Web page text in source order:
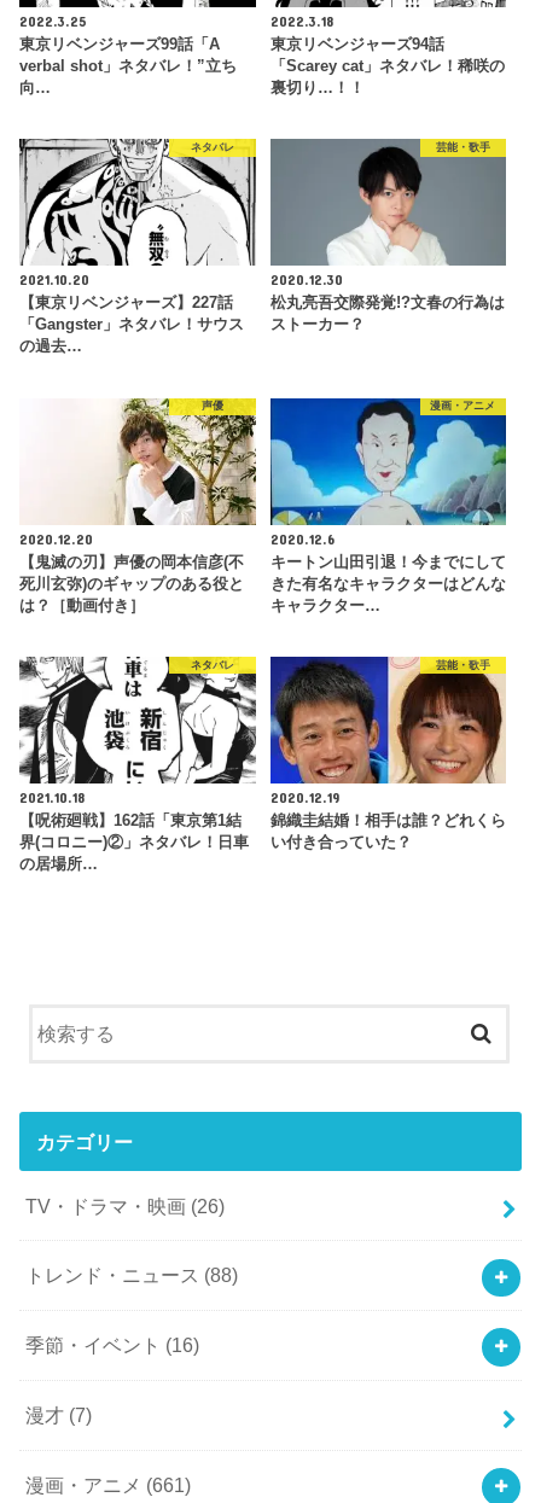
2022.3.25
東京リベンジャーズ99話「A
verbal shot」ネタバレ！”立ち
向…
2022.3.18
東京リベンジャーズ94話
「Scarey cat」ネタバレ！稀咲の
裏切り…！！
ネタバレ
2021.10.20
【東京リベンジャーズ】227話
「Gangster」ネタバレ！サウス
の過去…
芸能・歌手
2020.12.30
松丸亮吾交際発覚!?文春の行為は
ストーカー？
声優
2020.12.20
【鬼滅の刃】声優の岡本信彦(不
死川玄弥)のギャップのある役と
は？［動画付き］
漫画・アニメ
2020.12.6
キートン山田引退！今までにして
きた有名なキャラクターはどんな
キャラクター…
ネタバレ
2021.10.18
【呪術廻戦】162話「東京第1結
界(コロニー)②」ネタバレ！日車
の居場所…
芸能・歌手
2020.12.19
錦織圭結婚！相手は誰？どれくら
い付き合っていた？
カテゴリー
TV・ドラマ・映画 (26)
トレンド・ニュース (88)
季節・イベント (16)
漫才 (7)
漫画・アニメ (661)